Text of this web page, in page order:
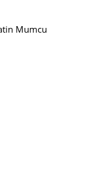
Mumcu